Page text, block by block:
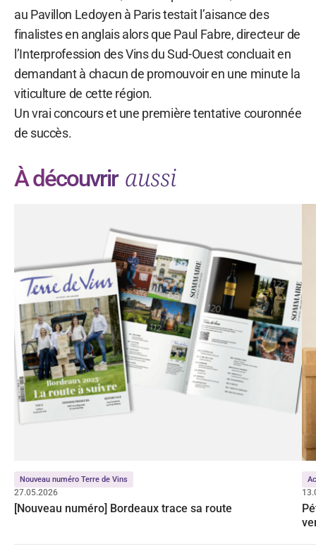
au Pavillon Ledoyen à Paris testait l’aisance des
finalistes en anglais alors que Paul Fabre, directeur de
l’Interprofession des Vins du Sud-Ouest concluait en
demandant à chacun de promouvoir en une minute la
viticulture de cette région.
Un vrai concours et une première tentative couronnée
de succès.
À découvrir aussi
Nouveau numéro Terre de Vins
27.05.2026
[Nouveau numéro] Bordeaux trace sa route